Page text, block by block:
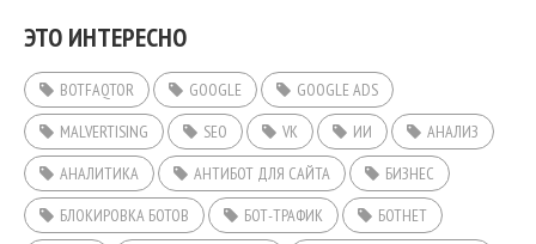
ЭТО ИНТЕРЕСНО
BOTFAQTOR GOOGLE
GOOGLE ADS
MALVERTISING
SEO VK ИИ
АНАЛИЗ
АНАЛИТИКА
АНТИБОТ ДЛЯ САЙТА
БИЗНЕС
БЛОКИРОВКА БОТОВ
БОТ-ТРАФИК
БОТНЕТ